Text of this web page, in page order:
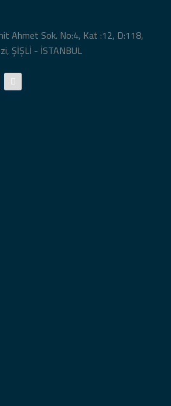
Ahmet Sok. No:4, Kat :12, D:118,
ŞİŞLİ - İSTANBUL